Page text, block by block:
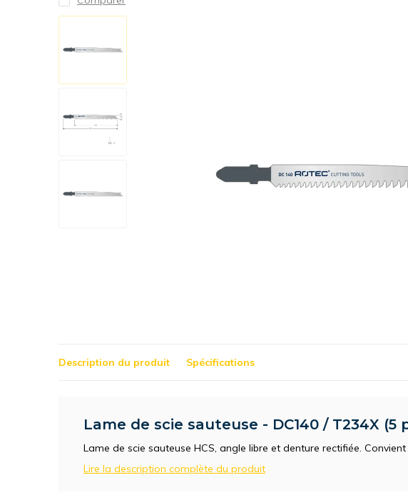
Description du produit Spécifications
Lame de scie sauteuse - DC140 / T234X (5
Lame de scie sauteuse HCS, angle libre et denture rectifiée.
Lire la description complète du produit